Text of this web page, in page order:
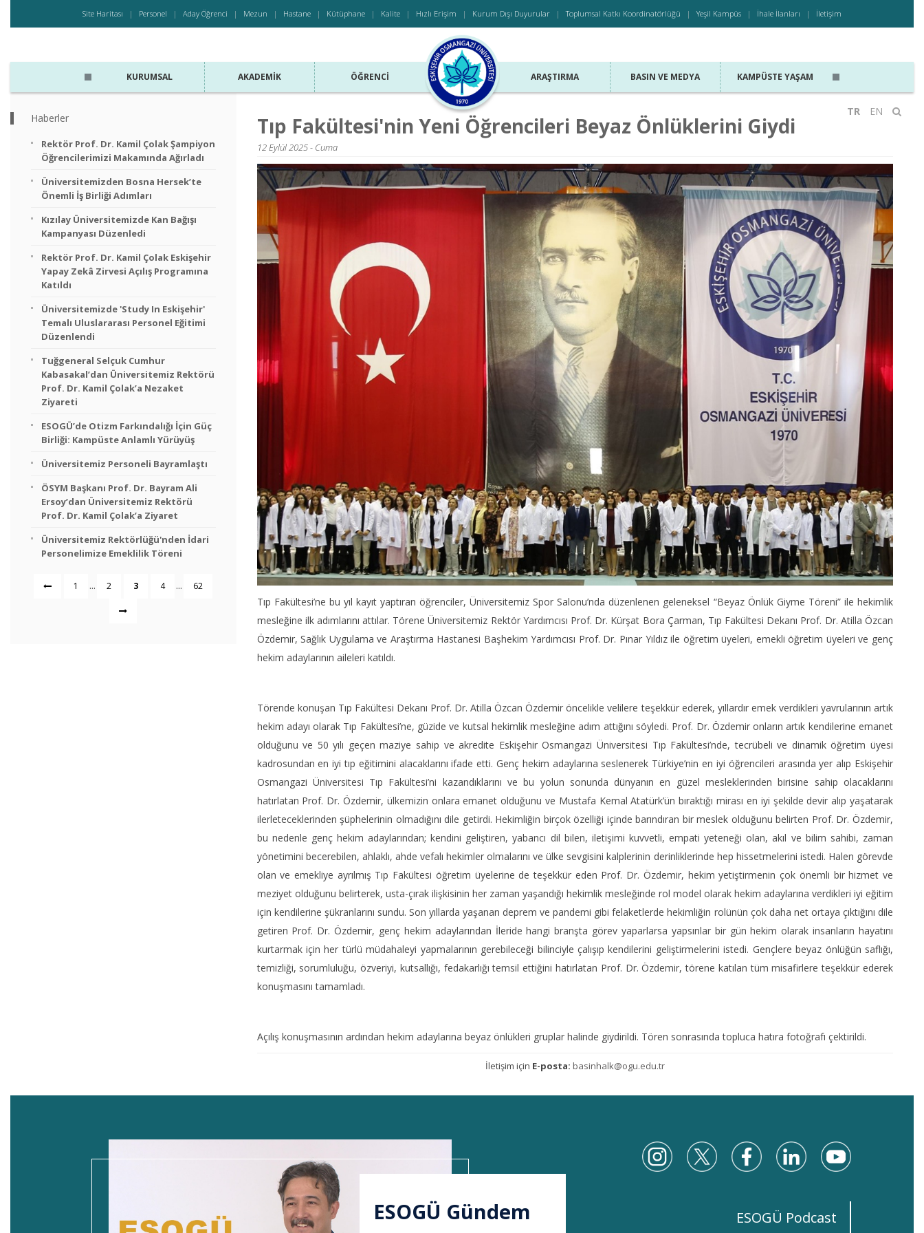
Site Haritası Personel Aday Öğrenci Mezun Hastane Kütüphane Kalite Hızlı Erişim Kurum Dışı Duyurular Toplumsal Katkı Koordinatörlüğü Yeşil Kampüs İhale İlanları İletişim
TR EN
KURUMSAL AKADEMIK ÖĞRENCI ARAŞTIRMA BASIN VE MEDYA KAMPÜSTE YAŞAM
Tıp Fakültesi'nin Yeni Öğrencileri Beyaz Önlüklerini Giydi
12 Eylül 2025 - Cuma
Tıp Fakültesi’ne bu yıl kayıt yaptıran öğrenciler, Üniversitemiz Spor Salonu’nda düzenlenen geleneksel “Beyaz Önlük Giyme Töreni” ile hekimlik
mesleğine ilk adımlarını attılar. Törene Üniversitemiz Rektör Yardımcısı Prof. Dr. Kürşat Bora Çarman, Tıp Fakültesi Dekanı Prof. Dr. Atilla Özcan
Özdemir, Sağlık Uygulama ve Araştırma Hastanesi Başhekim Yardımcısı Prof. Dr. Pınar Yıldız ile öğretim üyeleri, emekli öğretim üyeleri ve genç
hekim adaylarının aileleri katıldı.
Törende konuşan Tıp Fakültesi Dekanı Prof. Dr. Atilla Özcan Özdemir öncelikle velilere teşekkür ederek, yıllardır emek verdikleri yavrularının artık
hekim adayı olarak Tıp Fakültesi’ne, güzide ve kutsal hekimlik mesleğine adım attığını söyledi. Prof. Dr. Özdemir onların artık kendilerine emanet
olduğunu ve 50 yılı geçen maziye sahip ve akredite Eskişehir Osmangazi Üniversitesi Tıp Fakültesi’nde, tecrübeli ve dinamik öğretim üyesi
kadrosundan en iyi tıp eğitimini alacaklarını ifade etti. Genç hekim adaylarına seslenerek Türkiye’nin en iyi öğrencileri arasında yer alıp Eskişehir
Osmangazi Üniversitesi Tıp Fakültesi’ni kazandıklarını ve bu yolun sonunda dünyanın en güzel mesleklerinden birisine sahip olacaklarını
hatırlatan Prof. Dr. Özdemir, ülkemizin onlara emanet olduğunu ve Mustafa Kemal Atatürk’ün bıraktığı mirası en iyi şekilde devir alıp yaşatarak
ilerleteceklerinden şüphelerinin olmadığını dile getirdi. Hekimliğin birçok özelliği içinde barındıran bir meslek olduğunu belirten Prof. Dr. Özdemir,
bu nedenle genç hekim adaylarından; kendini geliştiren, yabancı dil bilen, iletişimi kuvvetli, empati yeteneği olan, akıl ve bilim sahibi, zaman
yönetimini becerebilen, ahlaklı, ahde vefalı hekimler olmalarını ve ülke sevgisini kalplerinin derinliklerinde hep hissetmelerini istedi. Halen görevde
olan ve emekliye ayrılmış Tıp Fakültesi öğretim üyelerine de teşekkür eden Prof. Dr. Özdemir, hekim yetiştirmenin çok önemli bir hizmet ve
meziyet olduğunu belirterek, usta-çırak ilişkisinin her zaman yaşandığı hekimlik mesleğinde rol model olarak hekim adaylarına verdikleri iyi eğitim
için kendilerine şükranlarını sundu. Son yıllarda yaşanan deprem ve pandemi gibi felaketlerde hekimliğin rolünün çok daha net ortaya çıktığını dile
getiren Prof. Dr. Özdemir, genç hekim adaylarından İleride hangi branşta görev yaparlarsa yapsınlar bir gün hekim olarak insanların hayatını
kurtarmak için her türlü müdahaleyi yapmalarının gerebileceği bilinciyle çalışıp kendilerini geliştirmelerini istedi. Gençlere beyaz önlüğün saflığı,
temizliği, sorumluluğu, özveriyi, kutsallığı, fedakarlığı temsil ettiğini hatırlatan Prof. Dr. Özdemir, törene katılan tüm misafirlere teşekkür ederek
konuşmasını tamamladı.
Açılış konuşmasının ardından hekim adaylarına beyaz önlükleri gruplar halinde giydirildi. Tören sonrasında topluca hatıra fotoğrafı çektirildi.
İletişim için E-posta: basinhalk@ogu.edu.tr
Haberler
Rektör Prof. Dr. Kamil Çolak Şampiyon
Öğrencilerimizi Makamında Ağırladı
Üniversitemizden Bosna Hersek’te
Önemli İş Birliği Adımları
Kızılay Üniversitemizde Kan Bağışı
Kampanyası Düzenledi
Rektör Prof. Dr. Kamil Çolak Eskişehir
Yapay Zekâ Zirvesi Açılış Programına
Katıldı
Üniversitemizde 'Study In Eskişehir'
Temalı Uluslararası Personel Eğitimi
Düzenlendi
Tuğgeneral Selçuk Cumhur
Kabasakal’dan Üniversitemiz Rektörü
Prof. Dr. Kamil Çolak’a Nezaket
Ziyareti
ESOGÜ’de Otizm Farkındalığı İçin Güç
Birliği: Kampüste Anlamlı Yürüyüş
Üniversitemiz Personeli Bayramlaştı
ÖSYM Başkanı Prof. Dr. Bayram Ali
Ersoy’dan Üniversitemiz Rektörü
Prof. Dr. Kamil Çolak’a Ziyaret
Üniversitemiz Rektörlüğü'nden İdari
Personelimize Emeklilik Töreni
1 ... 2 3 4 ... 62
ESOGÜ Gündem ESOGÜ Podcast